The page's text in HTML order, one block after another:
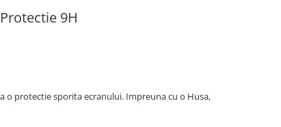
9H
o protectie sporita ecranului. Impreuna cu o Husa,